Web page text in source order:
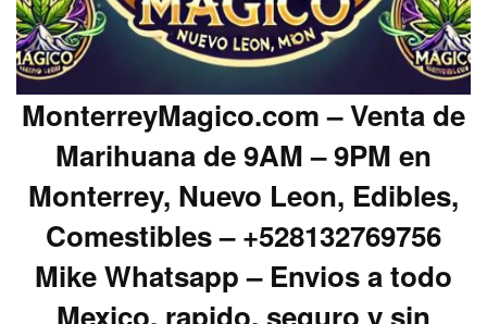
MonterreyMagico.com – Venta de
Marihuana de 9AM – 9PM en
Monterrey, Nuevo Leon, Edibles,
Comestibles – +528132769756
Mike Whatsapp – Envios a todo
Mexico, rapido, seguro y sin